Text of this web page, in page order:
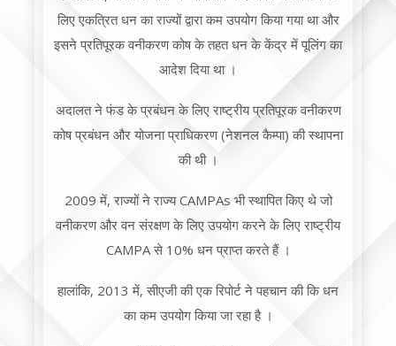
लिए एकत्रित धन का राज्यों द्वारा कम उपयोग किया गया था और
इसने प्रतिपूरक वनीकरण कोष के तहत धन के केंद्र में पूलिंग का
आदेश दिया था ।
अदालत ने फंड के प्रबंधन के लिए राष्ट्रीय प्रतिपूरक वनीकरण
कोष प्रबंधन और योजना प्राधिकरण (नेशनल कैम्पा) की स्थापना
की थी ।
2009 में, राज्यों ने राज्य CAMPAs भी स्थापित किए थे जो
वनीकरण और वन संरक्षण के लिए उपयोग करने के लिए राष्ट्रीय
CAMPA से 10% धन प्राप्त करते हैं ।
हालांकि, 2013 में, सीएजी की एक रिपोर्ट ने पहचान की कि धन
का कम उपयोग किया जा रहा है ।